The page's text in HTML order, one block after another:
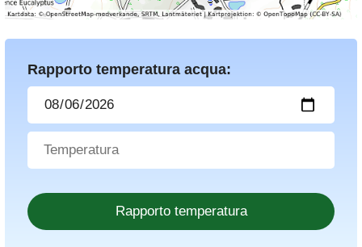
Rapporto temperatura acqua: